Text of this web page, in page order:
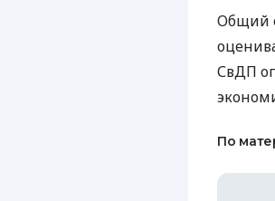
Общий
СвДП
По